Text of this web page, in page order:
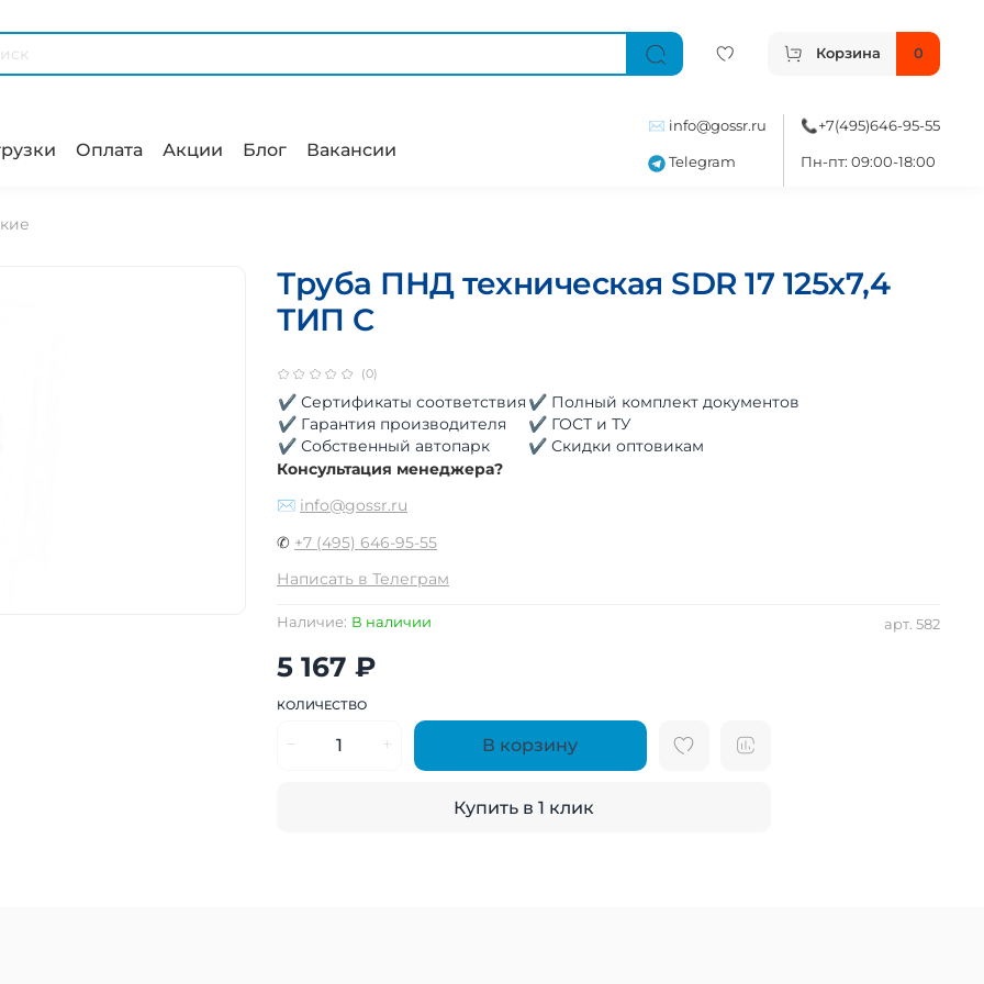
Корзина 0
Оплата Акции Блог Вакансии
✉️ info@gossr.ru
Telegram
📞+7(495)646-95-55
Пн-пт: 09:00-18:00
(0)
арт. 582
Наличие: В наличии
Труба ПНД техническая SDR 17 125х7,4
ТИП C
5 167 ₽
КОЛИЧЕСТВО
В корзину
Купить в 1 клик
✔ Сертификаты соответствия ✔ Полный комплект документов
✔ Гарантия производителя
✔ ГОСТ и ТУ
✔ Собственный автопарк
✔ Скидки оптовикам
Консультация менеджера?
✉ info@gossr.ru
✆ +7 (495) 646-95-55
Написать в Телеграм